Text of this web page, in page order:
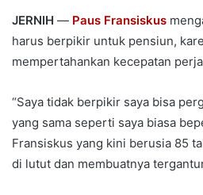
JERNIH — Paus Fransiskus
harus berpikir untuk pensiun,
mempertahankan kecepatan
“Saya tidak berpikir saya bisa
yang sama seperti saya biasa
Fransiskus yang kini berusia 85
di lutut dan membuatnya